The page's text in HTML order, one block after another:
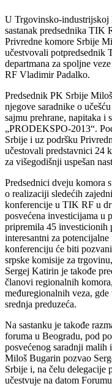
U Trgovinsko-industrijskoj
sastanak predsednika TIK
Privredne komore Srbije
učestvovali potpredsednik
departmana za spoljne
RF Vladimir Padalko.
Predsednik PK Srbije
njegove saradnike o
sajmu prehrane, napitaka
„PRODEKSPO-2013“.
Srbije i uz podršku
učestovali predstavnici 24
za višegodišnji uspešan
Predsednici dveju komora
o realizaciji sledećih
konferencije u TIK RF u
posvećena investicijama u
pripremila 45 investicionih
interesantni za
konferenciju će biti
srpske komisije za
Sergej Katirin je takođe
članovi regionalnih
međuregionalnih veza,
srednja preduzeća.
Na sastanku je takođe
foruma u Beogradu, pod
posvećenog saradnji
Miloš Bugarin pozvao
Srbije i, na čelu delegacije
učestvuje na datom